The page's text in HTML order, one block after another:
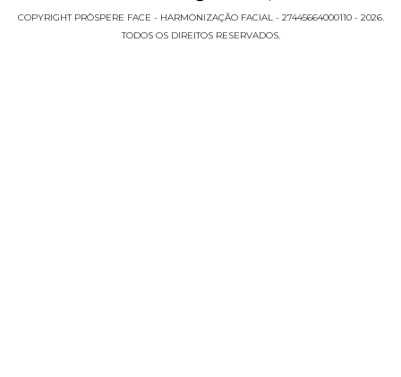
COPYRIGHT PRÒSPERE FACE - HARMONIZAÇÃO FACIAL - 27445664000110 - 2026.
TODOS OS DIREITOS RESERVADOS.